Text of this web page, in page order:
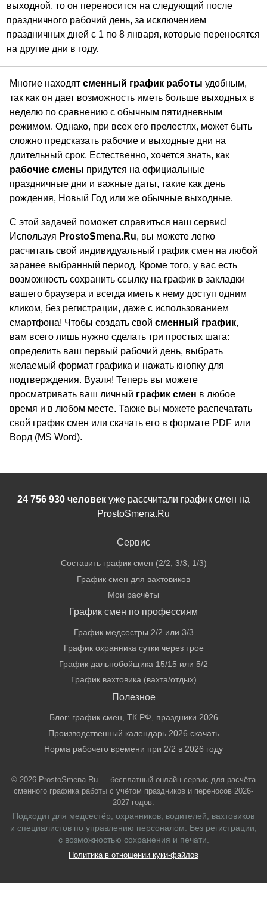
выходной, то он переносится на следующий после
праздничного рабочий день, за исключением
праздничных дней с 1 по 8 января, которые переносятся
на другие дни в году.
Многие находят сменный график работы удобным,
так как он дает возможность иметь больше выходных в
неделю по сравнению с обычным пятидневным
режимом. Однако, при всех его прелестях, может быть
сложно предсказать рабочие и выходные дни на
длительный срок. Естественно, хочется знать, как
рабочие смены придутся на официальные
праздничные дни и важные даты, такие как день
рождения, Новый Год или же обычные выходные.
С этой задачей поможет справиться наш сервис!
Используя ProstoSmena.Ru, вы можете легко
расчитать свой индивидуальный график смен на любой
заранее выбранный период. Кроме того, у вас есть
возможность сохранить ссылку на график в закладки
вашего браузера и всегда иметь к нему доступ одним
кликом, без регистрации, даже с использованием
смартфона! Чтобы создать свой сменный график,
вам всего лишь нужно сделать три простых шага:
определить ваш первый рабочий день, выбрать
желаемый формат графика и нажать кнопку для
подтверждения. Вуаля! Теперь вы можете
просматривать ваш личный график смен в любое
время и в любом месте. Также вы можете распечатать
свой график смен или скачать его в формате PDF или
Ворд (MS Word).
24 756 930 человек уже рассчитали график смен на
ProstoSmena.Ru
Сервис
Составить график смен (2/2, 3/3, 1/3)
График смен для вахтовиков
Мои расчёты
График смен по профессиям
График медсестры 2/2 или 3/3
График охранника сутки через трое
График дальнобойщика 15/15 или 5/2
График вахтовика (вахта/отдых)
Полезное
Блог: график смен, ТК РФ, праздники 2026
Производственный календарь 2026 скачать
Норма рабочего времени при 2/2 в 2026 году
© 2026 ProstoSmena.Ru — бесплатный онлайн-сервис для расчёта
сменного графика работы с учётом праздников и переносов 2026-
2027 годов.
Подходит для медсестёр, охранников, водителей, вахтовиков
и специалистов по управлению персоналом. Без регистрации,
с возможностью сохранения и печати.
Политика в отношении куки-файлов